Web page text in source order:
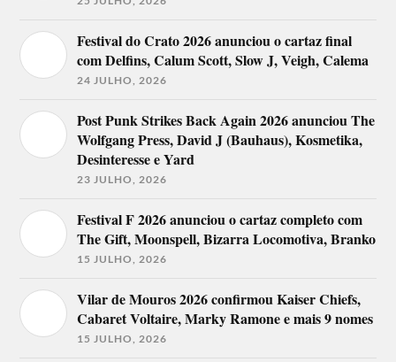
Festival do Crato 2026 anunciou o cartaz final
com Delfins, Calum Scott, Slow J, Veigh, Calema
24 JULHO, 2026
Post Punk Strikes Back Again 2026 anunciou The
Wolfgang Press, David J (Bauhaus), Kosmetika,
Desinteresse e Yard
23 JULHO, 2026
Festival F 2026 anunciou o cartaz completo com
The Gift, Moonspell, Bizarra Locomotiva, Branko
15 JULHO, 2026
Vilar de Mouros 2026 confirmou Kaiser Chiefs,
Cabaret Voltaire, Marky Ramone e mais 9 nomes
15 JULHO, 2026